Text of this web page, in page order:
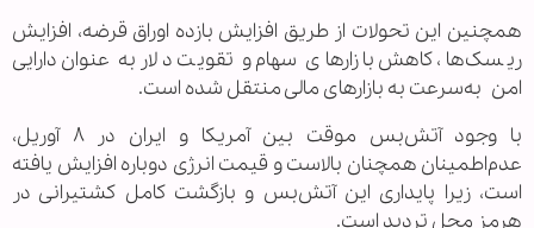
همچنین این تحولات از طریق افزایش بازده اوراق قرضه، افزایش
ریسک‌ها، کاهش بازارهای سهام و تقویت دلار به عنوان دارایی
امن به‌سرعت به بازارهای مالی منتقل شده است.
با وجود آتش‌بس موقت بین آمریکا و ایران در ۸ آوریل،
عدم‌اطمینان همچنان بالاست و قیمت انرژی دوباره افزایش یافته
است، زیرا پایداری این آتش‌بس و بازگشت کامل کشتیرانی در
هرمز محل تردید است.